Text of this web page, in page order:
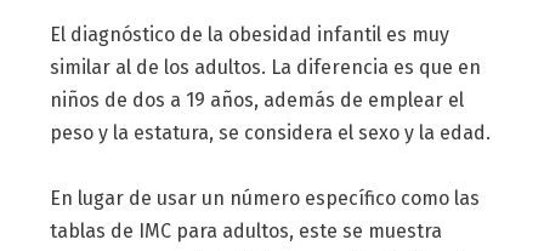
El diagnóstico de la obesidad infantil es muy
similar al de los adultos. La diferencia es que en
niños de dos a 19 años, además de emplear el
peso y la estatura, se considera el sexo y la edad.
En lugar de usar un número específico como las
tablas de IMC para adultos, este se muestra